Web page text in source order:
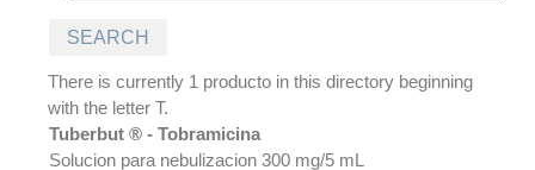
There is currently 1 producto in this directory beginning
with the letter T.
Tuberbut ® - Tobramicina
Solucion para nebulizacion 300 mg/5 mL